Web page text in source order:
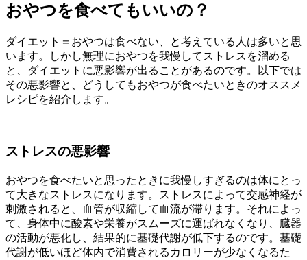
おやつを食べてもいいの？
ダイエット＝おやつは食べない、と考えている人は多いと思
います。しかし無理におやつを我慢してストレスを溜める
と、ダイエットに悪影響が出ることがあるのです。以下では
その悪影響と、どうしてもおやつが食べたいときのオススメ
レシピを紹介します。
ストレスの悪影響
おやつを食べたいと思ったときに我慢しすぎるのは体にとっ
て大きなストレスになります。ストレスによって交感神経が
刺激されると、血管が収縮して血流が滞ります。それによっ
て、身体中に酸素や栄養がスムーズに運ばれなくなり、臓器
の活動が悪化し、結果的に基礎代謝が低下するのです。基礎
代謝が低いほど体内で消費されるカロリーが少なくなるた